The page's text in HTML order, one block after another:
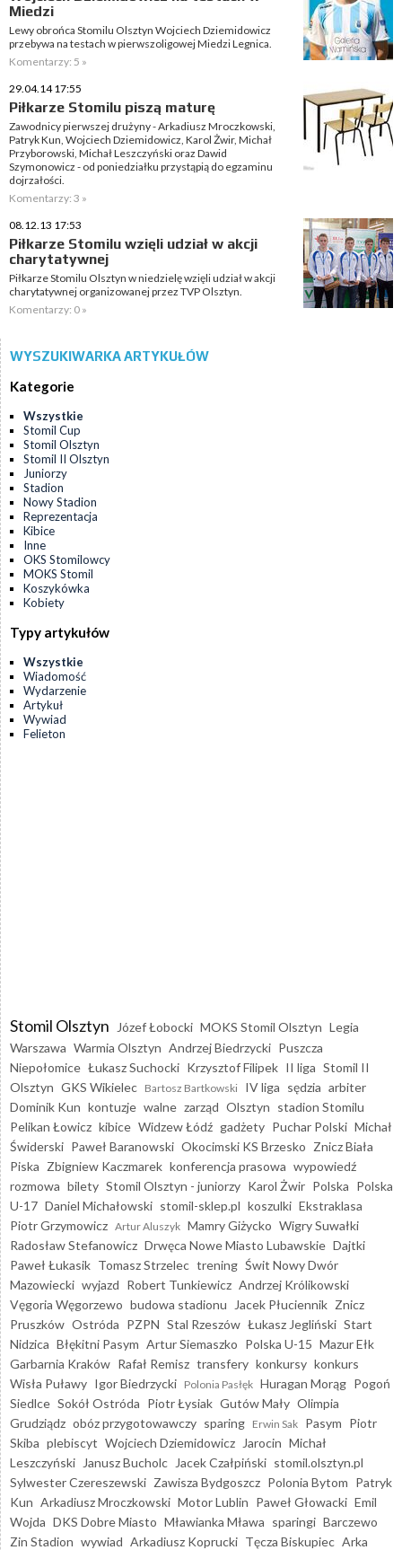
Miedzi
Lewy obrońca Stomilu Olsztyn Wojciech Dziemidowicz
przebywa na testach w pierwszoligowej Miedzi Legnica.
Komentarzy: 5 »
29.04.14 17:55
Piłkarze Stomilu piszą maturę
Zawodnicy pierwszej drużyny - Arkadiusz Mroczkowski,
Patryk Kun, Wojciech Dziemidowicz, Karol Żwir, Michał
Przyborowski, Michał Leszczyński oraz Dawid
Szymonowicz - od poniedziałku przystąpią do egzaminu
dojrzałości.
Komentarzy: 3 »
08.12.13 17:53
Piłkarze Stomilu wzięli udział w akcji
charytatywnej
Piłkarze Stomilu Olsztyn w niedzielę wzięli udział w akcji
charytatywnej organizowanej przez TVP Olsztyn.
Komentarzy: 0 »
WYSZUKIWARKA ARTYKUŁÓW
Kategorie
Wszystkie
Stomil Cup
Stomil Olsztyn
Stomil II Olsztyn
Juniorzy
Stadion
Nowy Stadion
Reprezentacja
Kibice
Inne
OKS Stomilowcy
MOKS Stomil
Koszykówka
Kobiety
Typy artykułów
Wszystkie
Wiadomość
Wydarzenie
Artykuł
Wywiad
Felieton
Stomil Olsztyn Józef Łobocki MOKS Stomil Olsztyn Legia
Warszawa Warmia Olsztyn Andrzej Biedrzycki Puszcza
Niepołomice Łukasz Suchocki Krzysztof Filipek II liga Stomil II
Olsztyn GKS Wikielec Bartosz Bartkowski IV liga sędzia arbiter
Dominik Kun kontuzje walne zarząd Olsztyn stadion Stomilu
Pelikan Łowicz kibice Widzew Łódź gadżety Puchar Polski Michał
Świderski Paweł Baranowski Okocimski KS Brzesko Znicz Biała
Piska Zbigniew Kaczmarek konferencja prasowa wypowiedź
rozmowa bilety Stomil Olsztyn - juniorzy Karol Żwir Polska Polska
U-17 Daniel Michałowski stomil-sklep.pl koszulki Ekstraklasa
Piotr Grzymowicz Artur Aluszyk Mamry Giżycko Wigry Suwałki
Radosław Stefanowicz Drwęca Nowe Miasto Lubawskie Dajtki
Paweł Łukasik Tomasz Strzelec trening Świt Nowy Dwór
Mazowiecki wyjazd Robert Tunkiewicz Andrzej Królikowski
Vęgoria Węgorzewo budowa stadionu Jacek Płuciennik Znicz
Pruszków Ostróda PZPN Stal Rzeszów Łukasz Jegliński Start
Nidzica Błękitni Pasym Artur Siemaszko Polska U-15 Mazur Ełk
Garbarnia Kraków Rafał Remisz transfery konkursy konkurs
Wisła Puławy Igor Biedrzycki Polonia Pasłęk Huragan Morąg Pogoń
Siedlce Sokół Ostróda Piotr Łysiak Gutów Mały Olimpia
Grudziądz obóz przygotowawczy sparing Erwin Sak Pasym Piotr
Skiba plebiscyt Wojciech Dziemidowicz Jarocin Michał
Leszczyński
Janusz Bucholc Jacek Czałpiński stomil.olsztyn.pl
Sylwester Czereszewski Zawisza Bydgoszcz Polonia Bytom Patryk
Kun Arkadiusz Mroczkowski Motor Lublin Paweł Głowacki Emil
Wojda DKS Dobre Miasto Mławianka Mława sparingi Barczewo
Zin Stadion wywiad Arkadiusz Koprucki Tęcza Biskupiec Arka